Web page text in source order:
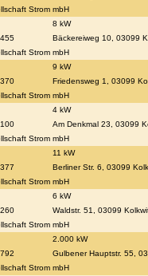
Strom mbH
8 kW
Bäckereiweg 10, 03099
Strom mbH
9 kW
Friedensweg 1, 03099
Strom mbH
4 kW
Am Denkmal 23, 03099
Strom mbH
11 kW
Berliner Str. 6, 03099
Strom mbH
6 kW
Waldstr. 51, 03099
Strom mbH
2.000 kW
Gulbener Hauptstr. 55,
Strom mbH